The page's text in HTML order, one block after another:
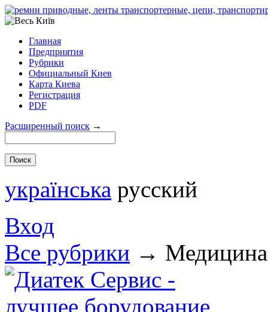
Главная
Предприятия
Рубрики
Официальный Киев
Карта Киева
Регистрация
PDF
Расширенный поиск →
українська русский
Вход
Все рубрики → Медицина